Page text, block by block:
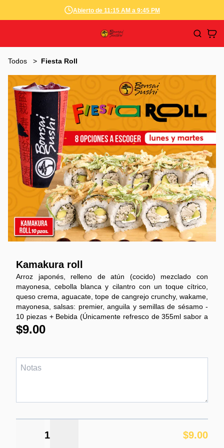
Abierto de 11:15 AM a 9:45 PM
Todos Fiesta Roll
Kamakura roll
Arroz japonés, relleno de atún (cocido) mezclado con
mayonesa, cebolla blanca y cilantro con un toque cítrico,
queso crema, aguacate, tope de cangrejo crunchy, wakame,
mayonesa, salsas: premier, anguila y semillas de sésamo -
10 piezas + Bebida (Únicamente refresco de 355ml sabor a
escoger)
$9.00
1 $9.00